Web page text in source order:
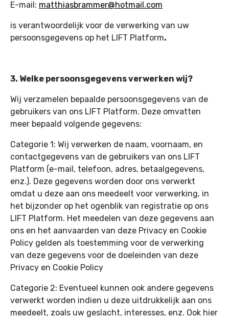
E-mail: matthiasbrammer@hotmail.com
is verantwoordelijk voor de verwerking van uw
persoonsgegevens op het LIFT Platform.
3. Welke persoonsgegevens verwerken wij?
Wij verzamelen bepaalde persoonsgegevens van de
gebruikers van ons LIFT Platform. Deze omvatten
meer bepaald volgende gegevens:
Categorie 1: Wij verwerken de naam, voornaam, en
contactgegevens van de gebruikers van ons LIFT
Platform (e-mail, telefoon, adres, betaalgegevens,
enz.). Deze gegevens worden door ons verwerkt
omdat u deze aan ons meedeelt voor verwerking, in
het bijzonder op het ogenblik van registratie op ons
LIFT Platform. Het meedelen van deze gegevens aan
ons en het aanvaarden van deze Privacy en Cookie
Policy gelden als toestemming voor de verwerking
van deze gegevens voor de doeleinden van deze
Privacy en Cookie Policy
Categorie 2: Eventueel kunnen ook andere gegevens
verwerkt worden indien u deze uitdrukkelijk aan ons
meedeelt, zoals uw geslacht, interesses, enz. Ook hier